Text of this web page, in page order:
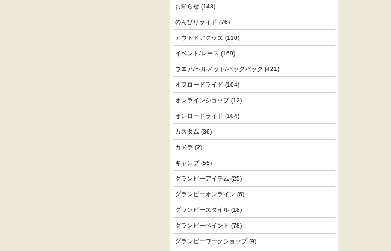
お知らせ (148)
のんびりライド (76)
アウトドアグッズ (110)
イベント/レース (169)
ウエア/ヘルメット/バックパック (421)
オフロードライド (104)
オンラインショップ(12)
オンロードライド (104)
カスタム (36)
カメラ (2)
キャンプ(55)
グランピーアイテム (25)
グランピーオンライン (6)
グランピースタイル (18)
グランピーペイント (78)
グランピーワークショップ(9)